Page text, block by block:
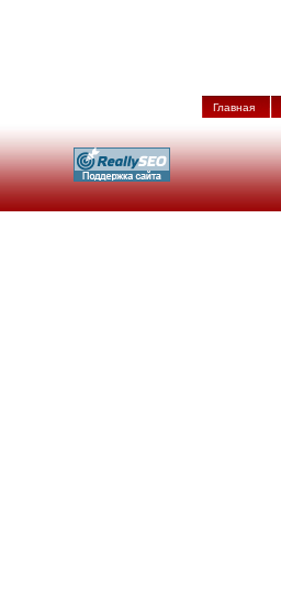
Главная